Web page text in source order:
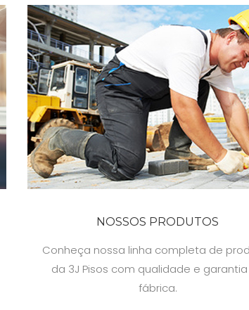
NOSSOS PRODUTOS
Conheça nossa linha completa de
da 3J Pisos com qualidade e
fábrica.